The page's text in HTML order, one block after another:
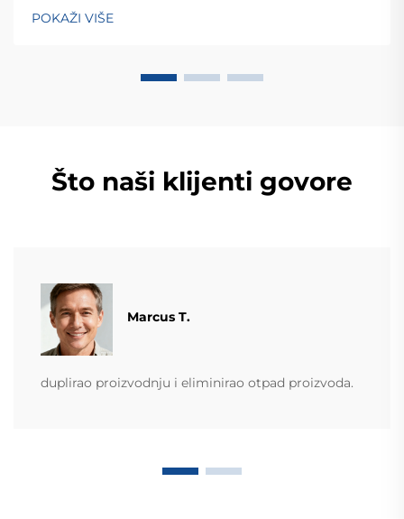
zemalja. Otkrijte njihova inteligentna rješenja za
tehtanjezažali globalnu konsultaciju OEM/ODM-a još
POKAŽI VIŠE
Što naši klijenti govore
Marcus T.
duplirao proizvodnju i eliminirao otpad proizvoda.